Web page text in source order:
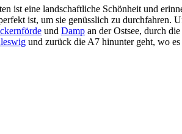
ist eine landschaftliche Schönheit und
ist, um sie genüsslich zu durchfahren.
und Damp an der Ostsee, durch
und zurück die A7 hinunter geht, wo